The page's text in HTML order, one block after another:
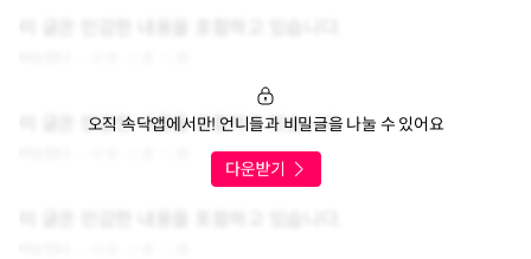
이 글은 민감한 내용을 포함하고 있습니다.
오직 속닥앱에서만! 언니들과 비밀글을 나눌 수 있어요